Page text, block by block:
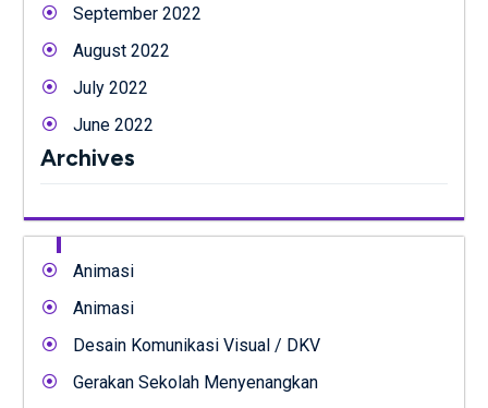
September 2022
August 2022
July 2022
June 2022
Archives
Animasi
Animasi
Desain Komunikasi Visual / DKV
Gerakan Sekolah Menyenangkan